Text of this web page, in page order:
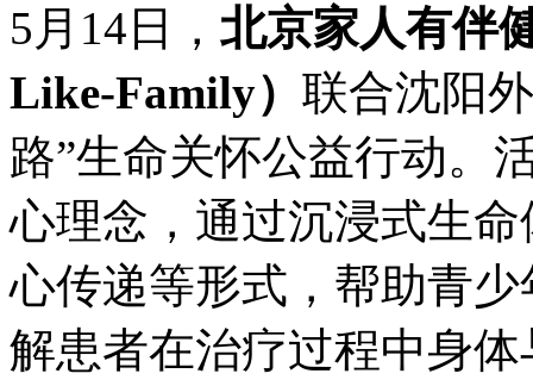
5月14日， 北京家人有伴
Like-Family） 联合沈阳
路”生命关怀公益行动。
心理念，通过沉浸式生
心传递等形式，帮助青
解患者在治疗过程中身